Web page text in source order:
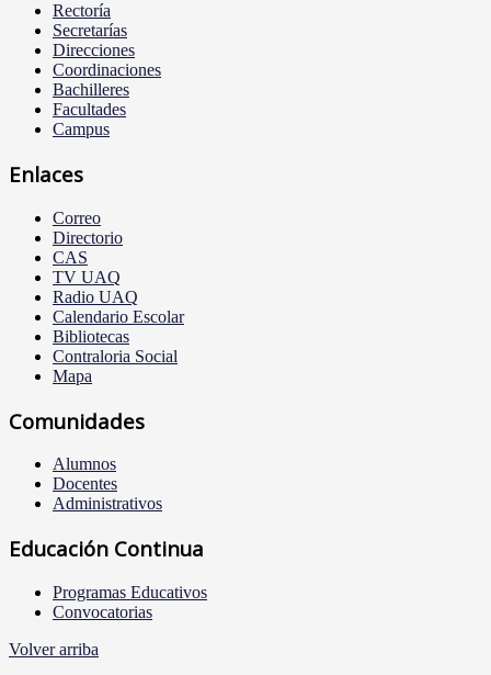
Rectoría
Secretarías
Direcciones
Coordinaciones
Bachilleres
Facultades
Campus
Enlaces
Correo
Directorio
CAS
TV UAQ
Radio UAQ
Calendario Escolar
Bibliotecas
Contraloria Social
Mapa
Comunidades
Alumnos
Docentes
Administrativos
Educación Continua
Programas Educativos
Convocatorias
Volver arriba